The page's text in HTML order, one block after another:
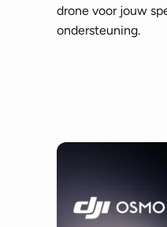
drone voor jouw
ondersteuning.